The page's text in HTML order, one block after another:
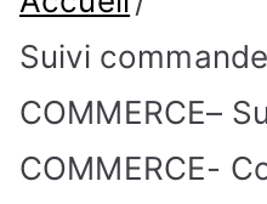
Suivi
COMMERCE–
COMMERCE-